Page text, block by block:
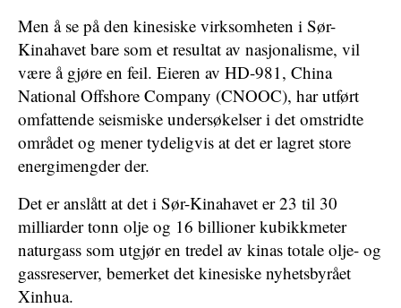
Men å se på den kinesiske virksomheten i Sør-
Kinahavet bare som et resultat av nasjonalisme, vil
være å gjøre en feil. Eieren av HD-981, China
National Offshore Company (CNOOC), har utført
omfattende seismiske undersøkelser i det omstridte
området og mener tydeligvis at det er lagret store
energimengder der.
Det er anslått at det i Sør-Kinahavet er 23 til 30
milliarder tonn olje og 16 billioner kubikkmeter
naturgass som utgjør en tredel av kinas totale olje- og
gassreserver, bemerket det kinesiske nyhetsbyrået
Xinhua.